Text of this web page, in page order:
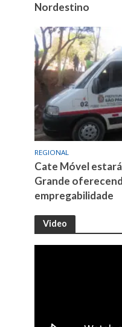
Nordestino
REGIONAL
Cate Móvel
Grande
empregabilidade
Video